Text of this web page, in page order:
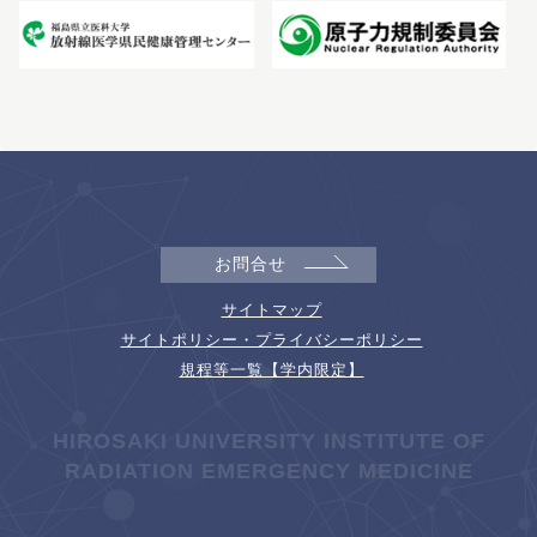
お問合せ
サイトマップ
サイトポリシー・プライバシーポリシー
規程等一覧【学内限定】
HIROSAKI UNIVERSITY INSTITUTE OF
RADIATION EMERGENCY MEDICINE